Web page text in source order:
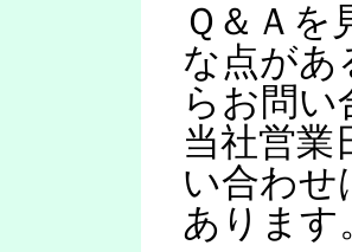
Ｑ＆Ａを
な点があ
らお問い
当社営業
い合わせ
あります